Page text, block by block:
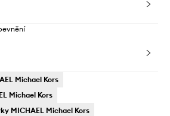
Michael Kors
Michael Kors
MICHAEL Michael Kors